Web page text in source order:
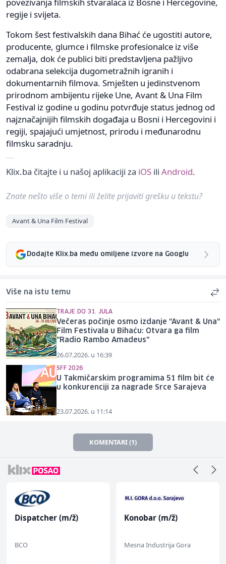
regije i svijeta.
Tokom šest festivalskih dana Bihać će ugostiti autore,
producente, glumce i filmske profesionalce iz više
zemalja, dok će publici biti predstavljena pažljivo
odabrana selekcija dugometražnih igranih i
dokumentarnih filmova. Smješten u jedinstvenom
prirodnom ambijentu rijeke Une, Avant & Una Film
Festival iz godine u godinu potvrđuje status jednog od
najznačajnijih filmskih događaja u Bosni i Hercegovini i
regiji, spajajući umjetnost, prirodu i međunarodnu
filmsku saradnju.
Klix.ba čitajte i u našoj aplikaciji za iOS ili Android.
Znate nešto više o temi ili želite prijaviti grešku u tekstu?
Avant & Una Film Festival
Dodajte Klix.ba među omiljene izvore na Googlu
Više na istu temu
TRAJE DO 31. JULA
Večeras počinje osmo izdanje "Avant & Una"
Film Festivala u Bihaću: Otvara ga film
"Radio Rambo Amadeus"
26.07.2026. u 16:39
SFF 2026
U Takmičarskim programima 51 film bit će
u konkurenciji za nagrade Srce Sarajeva
23.07.2026. u 11:14
KOMENTARI (1)
Dispatcher (m/ž)
BCO
Konobar (m/ž)
Mesna Industrija Gora